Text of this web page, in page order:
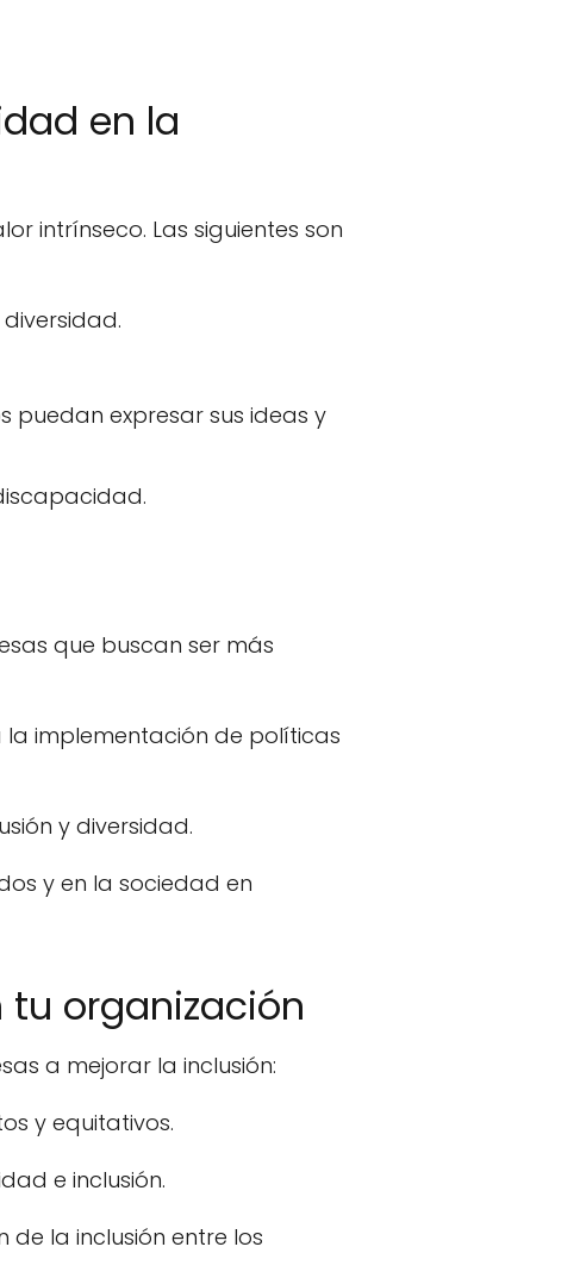
en la
intrínseco. Las siguientes son
expresar sus ideas y
que buscan ser más
implementación de políticas
y diversidad.
y en la sociedad en
organización
a mejorar la inclusión:
y equitativos.
e inclusión.
la inclusión entre los